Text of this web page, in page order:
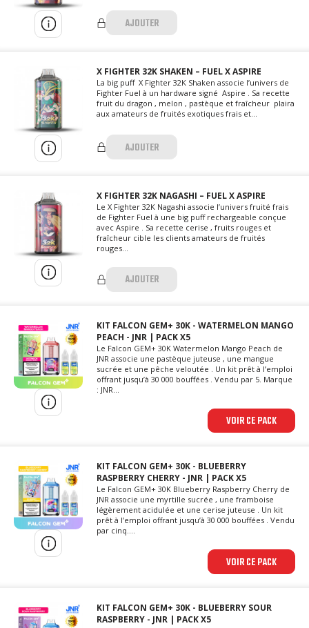
AJOUTER
X FIGHTER 32K SHAKEN – FUEL X ASPIRE
La big puff X Fighter 32K Shaken associe l’univers de
Fighter Fuel à un hardware signé Aspire . Sa recette
fruit du dragon , melon , pastèque et fraîcheur plaira
aux amateurs de fruités exotiques frais et...
AJOUTER
X FIGHTER 32K NAGASHI – FUEL X ASPIRE
Le X Fighter 32K Nagashi associe l’univers fruité frais
de Fighter Fuel à une big puff rechargeable conçue
avec Aspire . Sa recette cerise , fruits rouges et
fraîcheur cible les clients amateurs de fruités
rouges...
AJOUTER
KIT FALCON GEM+ 30K - WATERMELON MANGO
PEACH - JNR | PACK X5
Le Falcon GEM+ 30K Watermelon Mango Peach de
JNR associe une pastèque juteuse , une mangue
sucrée et une pêche veloutée . Un kit prêt à l’emploi
offrant jusqu’à 30 000 bouffées . Vendu par 5. Marque
: JNR...
VOIR CE PACK
KIT FALCON GEM+ 30K - BLUEBERRY
RASPBERRY CHERRY - JNR | PACK X5
Le Falcon GEM+ 30K Blueberry Raspberry Cherry de
JNR associe une myrtille sucrée , une framboise
légèrement acidulée et une cerise juteuse . Un kit
prêt à l’emploi offrant jusqu’à 30 000 bouffées . Vendu
par cinq....
VOIR CE PACK
KIT FALCON GEM+ 30K - BLUEBERRY SOUR
RASPBERRY - JNR | PACK X5